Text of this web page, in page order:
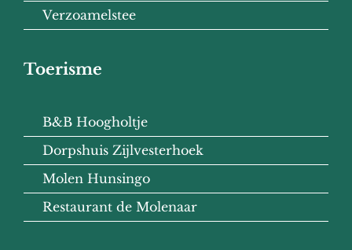
Verzoamelstee
Toerisme
B&B Hoogholtje
Dorpshuis Zijlvesterhoek
Molen Hunsingo
Restaurant de Molenaar